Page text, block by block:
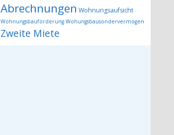
Abrechnungen Wohnungsaufsicht
Wohnungsbauförderung Wohungsbausondervermögen
Zweite Miete